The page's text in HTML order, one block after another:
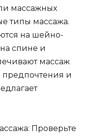
массажных
типы массажа.
на шейно-
спине и
массаж
предпочтения и
Проверьте